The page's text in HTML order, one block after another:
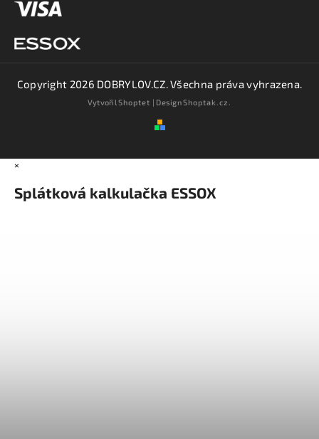
Copyright 2026 DOBRYLOV.CZ. Všechna práva vyhrazena.
VytvořilShoptet | DesignShoptak.cz.
×
Splátková kalkulačka ESSOX